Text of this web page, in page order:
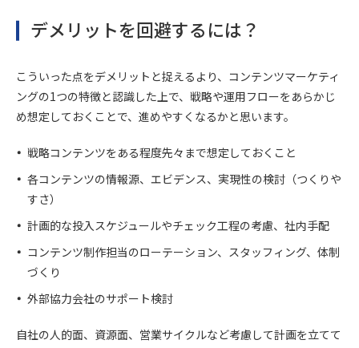
デメリットを回避するには？
こういった点をデメリットと捉えるより、コンテンツマーケティ
ングの1つの特徴と認識した上で、戦略や運用フローをあらかじ
め想定しておくことで、進めやすくなるかと思います。
戦略コンテンツをある程度先々まで想定しておくこと
各コンテンツの情報源、エビデンス、実現性の検討（つくりや
すさ）
計画的な投入スケジュールやチェック工程の考慮、社内手配
コンテンツ制作担当のローテーション、スタッフィング、体制
づくり
外部協力会社のサポート検討
自社の人的面、資源面、営業サイクルなど考慮して計画を立てて